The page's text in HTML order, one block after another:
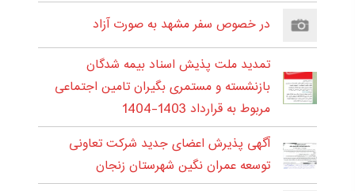
در خصوص سفر مشهد به صورت آزاد
تمدید ملت پذیش اسناد بیمه شدگان
بازنشسته و مستمری بگیران تامین اجتماعی
مربوط به قرارداد 1403-1404
آگهی پذیرش اعضای جدید شرکت تعاونی
توسعه عمران نگین شهرستان زنجان